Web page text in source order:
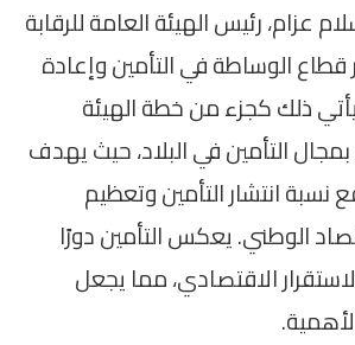
عزام، رئيس الهيئة العامة للرقابة
قطاع الوساطة في التأمين وإعادة
ذلك كجزء من خطة الهيئة
التأمين في البلاد، حيث يهدف
نسبة انتشار التأمين وتعظيم
الوطني. يعكس التأمين دورًا
الاقتصادي، مما يجعل